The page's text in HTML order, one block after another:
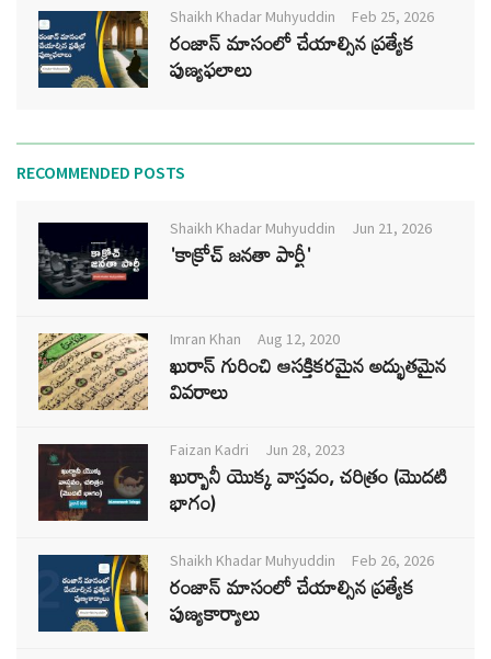
Shaikh Khadar Muhyuddin Feb 25, 2026
రంజాన్ మాసంలో చేయాల్సిన ప్రత్యేక
పుణ్యఫలాలు
RECOMMENDED POSTS
Shaikh Khadar Muhyuddin Jun 21, 2026
'కాక్రోచ్ జనతా పార్టీ'
Imran Khan Aug 12, 2020
ఖురాన్ గురించి ఆసక్తికరమైన అద్భుతమైన
వివరాలు
Faizan Kadri Jun 28, 2023
ఖుర్బానీ యొక్క వాస్తవం, చరిత్రం (మొదటి
భాగం)
Shaikh Khadar Muhyuddin Feb 26, 2026
రంజాన్ మాసంలో చేయాల్సిన ప్రత్యేక
పుణ్యకార్యాలు